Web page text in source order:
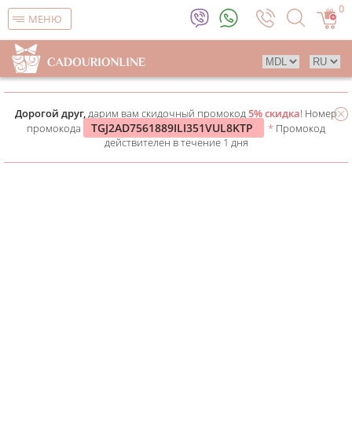
МЕНЮ
0
Дорогой друг,дарим вам скидочный промокод5% скидка! Номер
промокода
TGJ2AD7561889ILI351VUL8KTP * Промокод
действителен в течение 1 дня